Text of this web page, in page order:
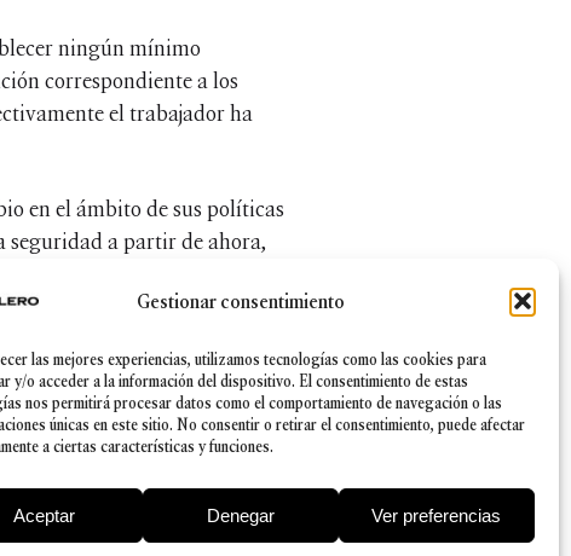
Gestionar consentimiento
las mejores experiencias, utilizamos tecnologías como las cookies para
y/o acceder a la información del dispositivo. El consentimiento de estas
nos permitirá procesar datos como el comportamiento de navegación o las
únicas en este sitio. No consentir o retirar el consentimiento, puede afectar
a ciertas características y funciones.
Aceptar Denegar Ver preferencias
ningún mínimo
correspondiente a los
el trabajador ha
en el ámbito de sus políticas
seguridad a partir de ahora,
supuestos que quedan en
que valoran los
a partir de ahora implicará